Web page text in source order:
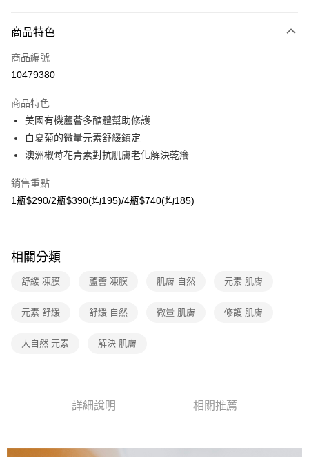
信用卡一次付款
超商取貨付款
Apple Pay
悠遊付
大哥付你分期
2.付款方式選擇「大哥付你分期」，訂單成立後會自動跳轉到大哥付的交易
流程，驗證手機門號後，選擇欲分期的期數、繳款截止日，確認付款後即完
成交易。
3.實際核准額度、可分期數及費用金額請依後續交易確認頁面所載為準。
消。如遇「轉專審核」未通過狀況，表示未達大哥付你分期系統評分，恕無
【繳款方式說明】
1.分期款項不併入電信帳單，「大哥付你分期」於每月結算日後寄送繳費提
買賣價金債權讓與本公司後，依約使用本公司帳單繳交帳款。
相關說明
AFTEE先享後付是「在收到商品之後才付款」的支付方式。 讓您購物簡單
１．簡單：不需註冊會員、不需綁卡、不需儲值。
２．便利：只要手機號碼，簡訊認證，即可結帳。
３．收到繳費通知簡訊後14天內，點擊此簡訊中的連結，可透過四大超商／
ATM付款
運送方式
宅配（黑貓）信用卡／行動支付
商品特色
商品編號
10479380
商品特色
美國有機蘆薈多醣體幫助修護
白夏菊的微量元素舒緩鎮定
澳洲椒莓花青素對抗肌膚老化解決乾癢
銷售重點
1瓶$290/2瓶$390(均195)/4瓶$740(均185)
相關分類
舒緩 凍膜 蘆薈 凍膜 肌膚 自然 元素 肌膚
元素 舒緩 舒緩 自然 微量 肌膚 修護 肌膚
大自然 元素 解決 肌膚
詳細說明 相關推薦